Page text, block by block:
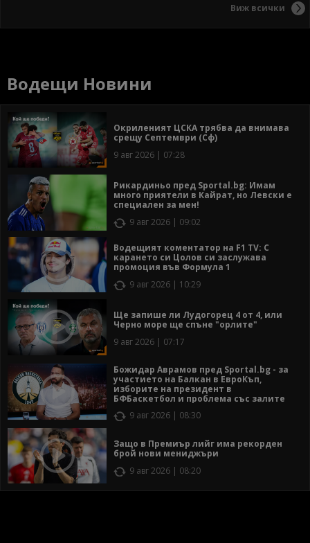
Виж всички
Водещи Новини
Окриленият ЦСКА трябва да внимава
срещу Септември (Сф)
9 авг 2026 | 07:28
Рикардиньо пред Sportal.bg: Имам
много приятели в Кайрат, но Левски е
специален за мен!
9 авг 2026 | 09:02
Водещият коментатор на F1 TV: С
карането си Цолов си заслужава
промоция във Формула 1
9 авг 2026 | 10:29
Ще запише ли Лудогорец 4 от 4, или
Черно море ще спъне "орлите"
9 авг 2026 | 07:17
Божидар Аврамов пред Sportal.bg - за
участието на Балкан в ЕвроКъп,
изборите на президент в
БФБаскетбол и проблема със залите
9 авг 2026 | 08:30
Защо в Премиър лийг има рекорден
брой нови мениджъри
9 авг 2026 | 08:20